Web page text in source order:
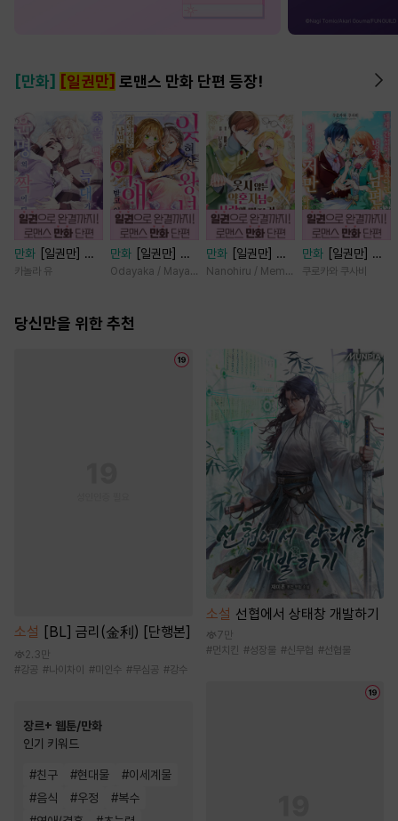
[만화] [일권만] 로맨스 만화 단편 등장!
만화
[일권만] 죽
을 뻔한 늑대가 운
카놀라 유
만화
[일권만] 잊
혀진 왕녀지만 정
니다 [단행본]
Odayaka / Maya Koike
만화
[일권만] 웃
지 않는 약혼자님
Nanohiru / Memeko
만화
[일권만] 내
게 간섭하지 않겠
쿠로카와 쿠사비
당신만을 위한 추천
소설 [BL] 금리(金利) [단행본]
2.3만
#강공 #나이차이 #미인수 #무심공 #강수
장르+ 웹툰/만화
인기 키워드
#친구 #현대물 #이세계물
#음식 #우정 #복수
소설 선협에서 상태창 개발하기
7만
#먼치킨 #성장물 #신무협 #선협물